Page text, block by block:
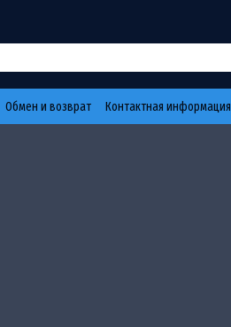
Обмен и возврат Контактная информация